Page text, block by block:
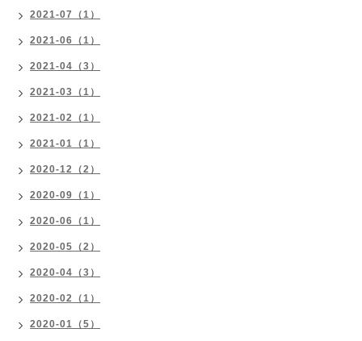
2021-07（1）
2021-06（1）
2021-04（3）
2021-03（1）
2021-02（1）
2021-01（1）
2020-12（2）
2020-09（1）
2020-06（1）
2020-05（2）
2020-04（3）
2020-02（1）
2020-01（5）